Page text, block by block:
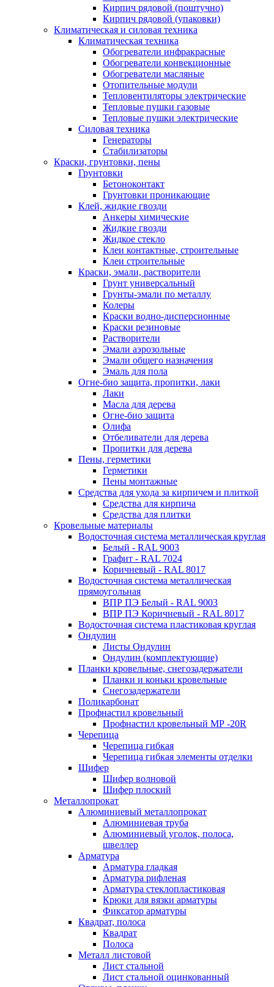
Кирпич рядовой (поштучно)
Кирпич рядовой (упаковки)
Климатическая и силовая техника
Климатическая техника
Обогреватели инфракрасные
Обогреватели конвекционные
Обогреватели масляные
Отопительные модули
Тепловентиляторы электрические
Тепловые пушки газовые
Тепловые пушки электрические
Силовая техника
Генераторы
Стабилизаторы
Краски, грунтовки, пены
Грунтовки
Бетоноконтакт
Грунтовки проникающие
Клей, жидкие гвозди
Анкеры химические
Жидкие гвозди
Жидкое стекло
Клеи контактные, строительные
Клеи строительные
Краски, эмали, растворители
Грунт универсальный
Грунты-эмали по металлу
Колеры
Краски водно-дисперсионные
Краски резиновые
Растворители
Эмали аэрозольные
Эмали общего назначения
Эмаль для пола
Огне-био защита, пропитки, лаки
Лаки
Масла для дерева
Огне-био защита
Олифа
Отбеливатели для дерева
Пропитки для дерева
Пены, герметики
Герметики
Пены монтажные
Средства для ухода за кирпичем и плиткой
Средства для кирпича
Средства для плитки
Кровельные материалы
Водосточная система металлическая круглая
Белый - RAL 9003
Графит - RAL 7024
Коричневый - RAL 8017
Водосточная система металлическая
прямоугольная
ВПР ПЭ Белый - RAL 9003
ВПР ПЭ Коричневый - RAL 8017
Водосточная система пластиковая круглая
Ондулин
Листы Ондулин
Ондулин (комплектующие)
Планки кровельные, снегозадержатели
Планки и коньки кровельные
Снегозадержатели
Поликарбонат
Профнастил кровельный
Профнастил кровельный МР -20R
Черепица
Черепица гибкая
Черепица гибкая элементы отделки
Шифер
Шифер волновой
Шифер плоский
Металлопрокат
Алюминиевый металлопрокат
Алюминиевая труба
Алюминиевый уголок, полоса,
швеллер
Арматура
Арматура гладкая
Арматура рифленая
Арматура стеклопластиковая
Крюки для вязки арматуры
Фиксатор арматуры
Квадрат, полоса
Квадрат
Полоса
Металл листовой
Лист стальной
Лист стальной оцинкованный